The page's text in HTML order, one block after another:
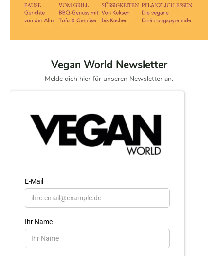
Vegan World Newsletter
Melde dich hier für unseren Newsletter an.